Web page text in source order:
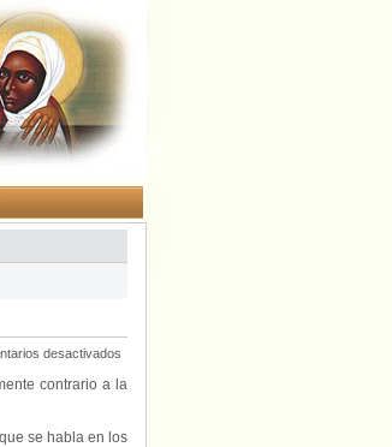
desactivados
contrario a la
se habla en los